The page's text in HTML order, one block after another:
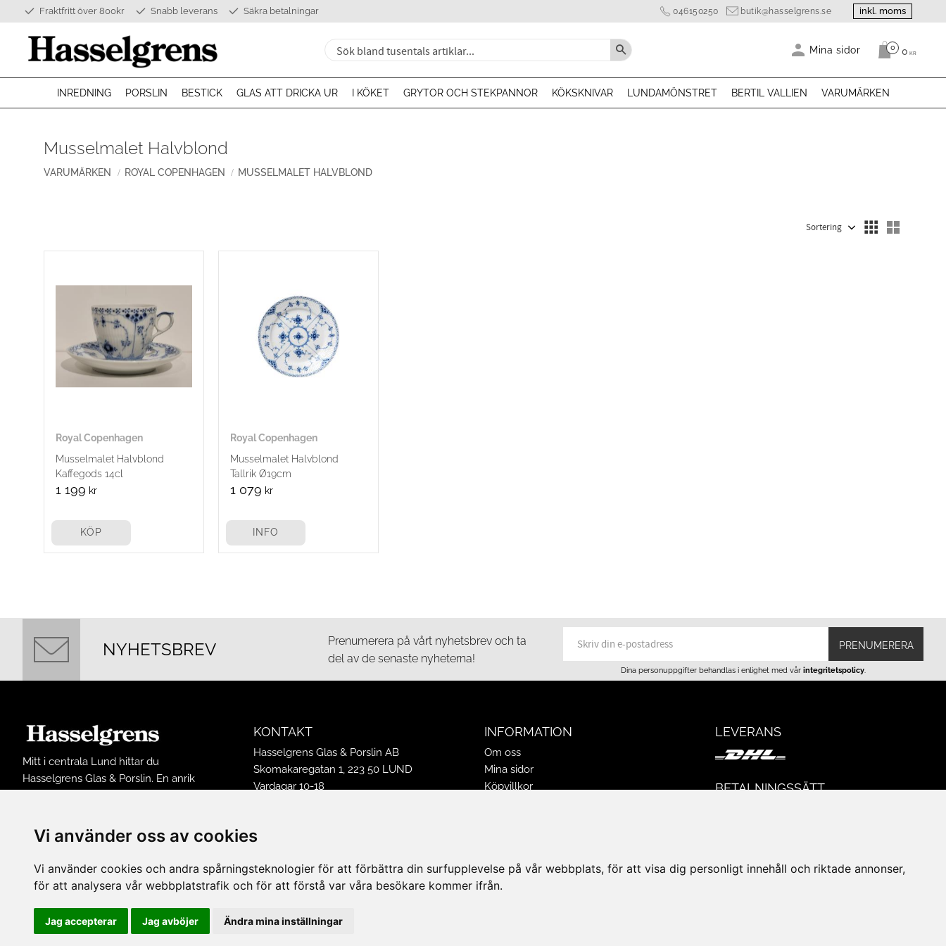
Vi använder oss av cookies
Vi använder cookies och andra spårningsteknologier för att förbättra din surfupplevelse på vår webbplats, för att visa dig personligt innehåll och riktade annonser,
för att analysera vår webbplatstrafik och för att förstå var våra besökare kommer ifrån.
Jag accepterar Jag avböjer Ändra mina inställningar
Fraktfritt över 800kr Snabb leverans Säkra betalningar 046150250 butik@hasselgrens.se inkl. moms
Mina sidor Antal
0 0 KR
INREDNING PORSLIN BESTICK GLAS ATT DRICKA UR I KÖKET GRYTOR OCH STEKPANNOR KÖKSKNIVAR LUNDAMÖNSTRET BERTIL VALLIEN VARUMÄRKEN
Musselmalet Halvblond
VARUMÄRKEN ROYAL COPENHAGEN MUSSELMALET HALVBLOND
Royal Copenhagen
Musselmalet Halvblond
Kaffegods 14cl
1 199 kr
KÖP
Royal Copenhagen
Musselmalet Halvblond
Tallrik Ø19cm
1 079 kr
INFO
NYHETSBREV
Prenumerera på vårt nyhetsbrev och ta
del av de senaste nyheterna!
PRENUMERERA
Dina personuppgifter behandlas i enlighet med vår integritetspolicy
Mitt i centrala Lund hittar du
Hasselgrens Glas & Porslin. En anrik
sortiment av inredningsprodukter och
husgeråd från många kända
varumärken.
KONTAKT
Hasselgrens Glas & Porslin AB
Skomakaregatan 1, 223 50 LUND
Vardagar 10-18
Avvikande öppettider 2026
E-post:butik@hasselgrens.se
INFORMATION
Om oss
Mina sidor
Köpvillkor
LEVERANS
BETALNINGSSÄTT
kontanter.